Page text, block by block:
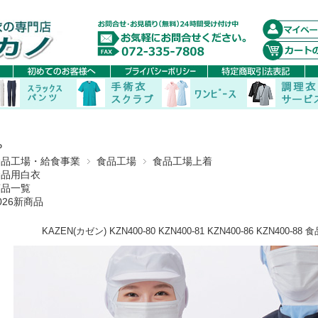
工場・給食事業
食品工場
食品工場上着
用白衣
一覧
新商品
KAZEN(カゼン) KZN400-80 KZN400-81 KZN400-86 KZN400-88